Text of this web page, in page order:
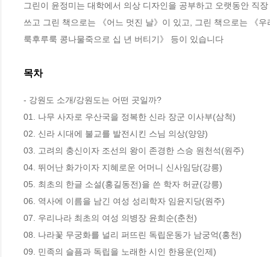
그린이 윤정미는 대학에서 의상 디자인을 공부하고 오랫동안 직
쓰고 그린 책으로는 《어느 멋진 날》이 있고, 그린 책으로는 《
룩후루룩 콩나물죽으로 십 년 버티기》 등이 있습니다
목차
- 강원도 소개/강원도는 어떤 곳일까?
01. 나무 사자로 우산국을 정복한 신라 장군 이사부(삼척)
02. 신라 시대에 불교를 발전시킨 스님 의상(양양)
03. 고려의 충신이자 조선의 왕이 존경한 스승 원천석(원주)
04. 뛰어난 화가이자 지혜로운 어머니 신사임당(강릉)
05. 최초의 한글 소설(홍길동전)을 쓴 학자 허균(강릉)
06. 역사에 이름을 남긴 여성 성리학자 임윤지당(원주)
07. 우리나라 최초의 여성 의병장 윤희순(춘천)
08. 나라꽃 무궁화를 널리 퍼뜨린 독립운동가 남궁억(홍천)
09. 민족의 슬픔과 독립을 노래한 시인 한용운(인제)